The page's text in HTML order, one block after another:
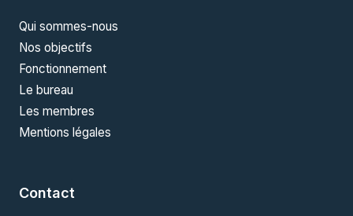
Qui sommes-nous
Nos objectifs
Fonctionnement
Le bureau
Les membres
Mentions légales
Contact